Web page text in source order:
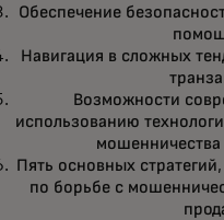
с платежами
Обеспечение
Навигация в сложных
Возможности
использованию
мошенничества
Пять основных
по борьбе с